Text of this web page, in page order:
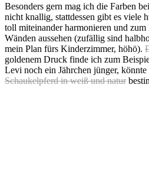
Besonders gern mag ich die Farben
nicht knallig, stattdessen gibt es viele
toll miteinander harmonieren und zum
Wänden aussehen (zufällig sind
mein Plan fürs Kinderzimmer, höhö).
goldenem Druck finde ich zum
Levi noch ein Jährchen jünger,
Schaukelpferd in weiß und natur